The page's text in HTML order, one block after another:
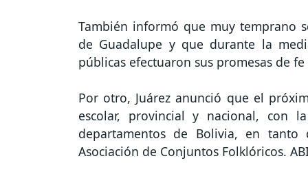
También informó que muy temprano
de Guadalupe y que durante la
públicas efectuaron sus promesas de
Por otro, Juárez anunció que el
escolar, provincial y nacional, con
departamentos de Bolivia, en
Asociación de Conjuntos Folklóricos.